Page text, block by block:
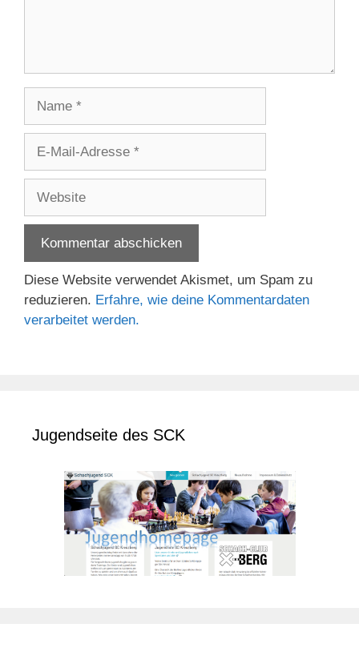
Adresse
Diese Website verwendet Akismet, um Spam zu
reduzieren. Erfahre, wie deine Kommentardaten
verarbeitet werden.
Jugendseite des SCK